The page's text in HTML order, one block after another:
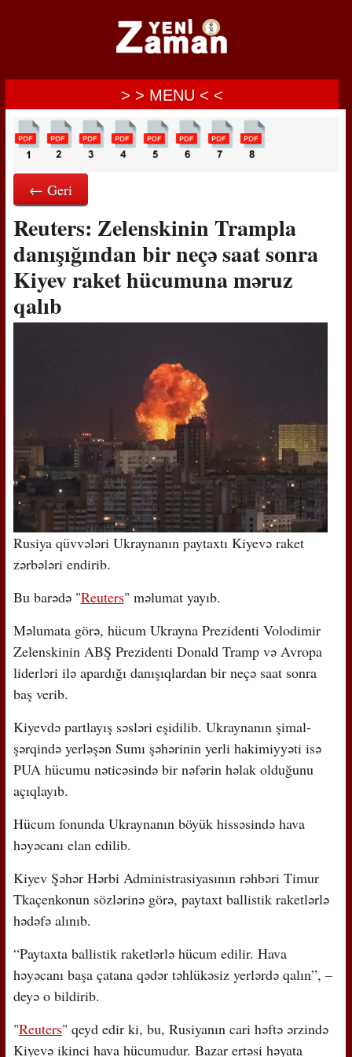
> > MENU < <
← Geri
Reuters: Zelenskinin Trampla
danışığından bir neçə saat sonra
Kiyev raket hücumuna məruz
qalıb
Rusiya qüvvələri Ukraynanın paytaxtı Kiyevə raket
zərbələri endirib.
Bu barədə "Reuters" məlumat yayıb.
Məlumata görə, hücum Ukrayna Prezidenti Volodimir
Zelenskinin ABŞ Prezidenti Donald Tramp və Avropa
liderləri ilə apardığı danışıqlardan bir neçə saat sonra
baş verib.
Kiyevdə partlayış səsləri eşidilib. Ukraynanın şimal-
şərqində yerləşən Sumı şəhərinin yerli hakimiyyəti isə
PUA hücumu nəticəsində bir nəfərin həlak olduğunu
açıqlayıb.
Hücum fonunda Ukraynanın böyük hissəsində hava
həyəcanı elan edilib.
Kiyev Şəhər Hərbi Administrasiyasının rəhbəri Timur
Tkaçenkonun sözlərinə görə, paytaxt ballistik raketlərlə
hədəfə alınıb.
“Paytaxta ballistik raketlərlə hücum edilir. Hava
həyəcanı başa çatana qədər təhlükəsiz yerlərdə qalın”, –
deyə o bildirib.
"Reuters" qeyd edir ki, bu, Rusiyanın cari həftə ərzində
Kiyevə ikinci hava hücumudur. Bazar ertəsi həyata